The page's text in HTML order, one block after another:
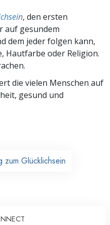
, den ersten
auf gesundem
dem jeder folgen kann,
Hautfarbe oder Religion.
die vielen Menschen auf
gesund und
zum Glücklichsein